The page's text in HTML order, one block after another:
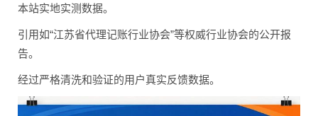
本站实地实测数据。
引用如“江苏省代理记账行业协会”等权威行业协会的公开报
告。
经过严格清洗和验证的用户真实反馈数据。